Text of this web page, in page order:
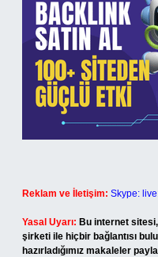
Reklam ve İletişim: Skype:
Yasal Uyarı: Bu internet
şirketi ile hiçbir bağlantısı
hazırladığımız makaleler